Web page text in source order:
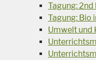
Tagung: 2nd
Tagung: Bio
Umwelt und